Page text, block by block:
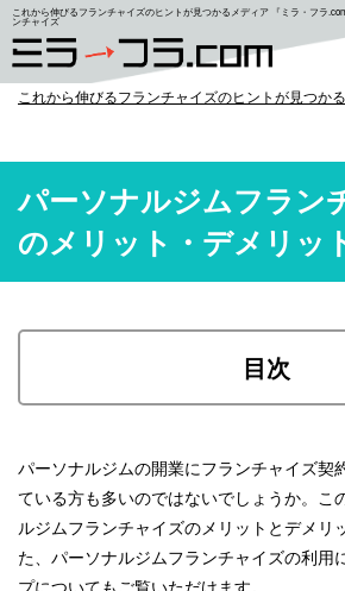
これから伸びるフランチャイズのヒントが見つかるメディア 『ミラ・フラ
ンチャイズ
これから伸びるフランチャイズのヒントが見つか
パーソナルジムフラン
のメリット・デメリッ
目次
パーソナルジムの開業にフランチャイズ契
ている方も多いのではないでしょうか。こ
ルジムフランチャイズのメリットとデメリ
た、パーソナルジムフランチャイズの利用
プについてもご覧いただけます。